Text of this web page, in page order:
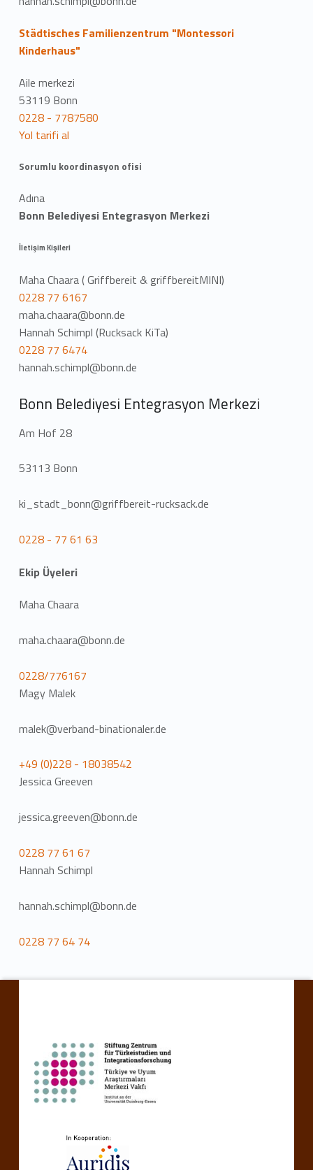
Städtisches Familienzentrum "Montessori
Kinderhaus"
Aile merkezi
53119 Bonn
0228 - 7787580
Yol tarifi al
Sorumlu koordinasyon ofisi
Adına
Bonn Belediyesi Entegrasyon Merkezi
İletişim Kişileri
Maha Chaara ( Griffbereit & griffbereitMINI)
0228 77 6167
maha.chaara@bonn.de
Hannah Schimpl (Rucksack KiTa)
0228 77 6474
hannah.schimpl@bonn.de
Bonn Belediyesi Entegrasyon Merkezi
Am Hof 28
53113 Bonn
ki_stadt_bonn@griffbereit-rucksack.de
0228 - 77 61 63
Ekip Üyeleri
Maha Chaara
maha.chaara@bonn.de
0228/776167
Magy Malek
malek@verband-binationaler.de
+49 (0)228 - 18038542
Jessica Greeven
jessica.greeven@bonn.de
0228 77 61 67
Hannah Schimpl
hannah.schimpl@bonn.de
0228 77 64 74